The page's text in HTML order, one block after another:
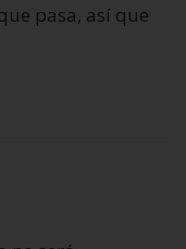
pasa, así que